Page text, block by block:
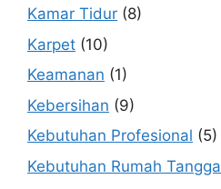
Kamar Tidur (8)
Karpet (10)
Keamanan (1)
Kebersihan (9)
Kebutuhan Profesional (5)
Kebutuhan Rumah Tangga